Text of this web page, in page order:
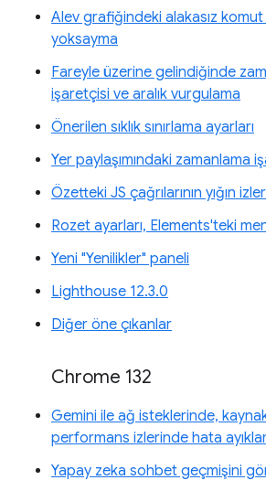
Alev grafiğindeki alakasız komut
yoksayma
Fareyle üzerine gelindiğinde
işaretçisi ve aralık vurgulama
Önerilen sıklık sınırlama ayarları
Yer paylaşımındaki zamanlama
Özetteki JS çağrılarının yığın
Rozet ayarları, Elements'teki
Yeni "Yenilikler" paneli
Lighthouse 12.3.0
Diğer öne çıkanlar
Chrome 132
Gemini ile ağ isteklerinde,
performans izlerinde hata
Yapay zeka sohbet geçmişini